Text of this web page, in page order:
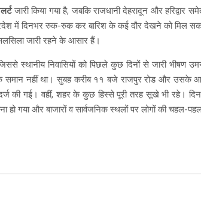
जारी किया गया है, जबकि राजधानी देहरादून और हरिद्वार
में दिनभर रुक-रुक कर बारिश के कई दौर देखने को मिल
जारी रहने के आसार हैं।
स्थानीय निवासियों को पिछले कुछ दिनों से जारी भीषण
एक समान नहीं था। सुबह करीब ११ बजे राजपुर रोड और उसके
दर्ज की गई। वहीं, शहर के कुछ हिस्से पूरी तरह सूखे भी रहे।
हो गया और बाजारों व सार्वजनिक स्थलों पर लोगों की चहल-